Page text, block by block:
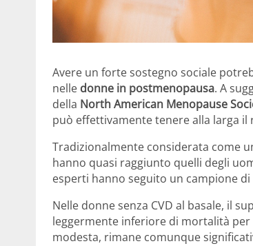
Avere un forte sostegno sociale
nelle donne in postmenopausa. A
della North American Menopause
può effettivamente tenere alla larga il
Tradizionalmente considerata come
hanno quasi raggiunto quelli degli
esperti hanno seguito un campione di
Nelle donne senza CVD al basale, il
leggermente inferiore di mortalità per
modesta, rimane comunque